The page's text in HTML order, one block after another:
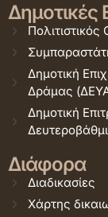
Δημοτικές
Δημοτική
Δράμας
Δημοτική
Διάφορα
Διαδικασίες
Χάρτης